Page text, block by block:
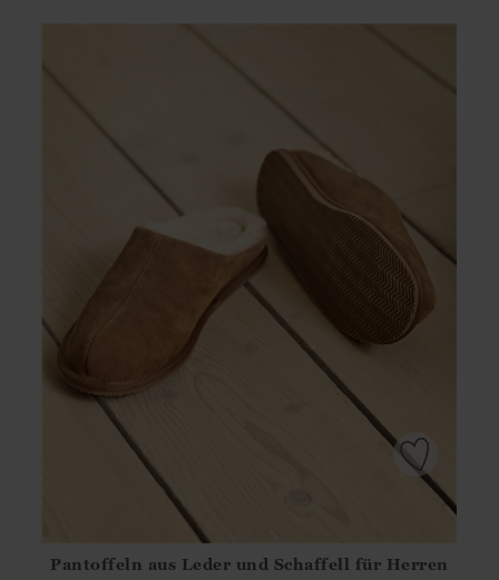
Pantoffeln aus Leder und Schaffell für Herren